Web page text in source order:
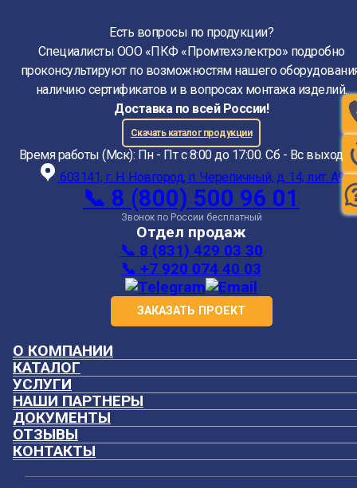
Есть вопросы по продукции?
Специалисты ООО «ПКФ «Промтехэлектро» подробно
проконсультируют по возможностям нашего
наличию сертификатов и в вопросах монтажа изделий.
Доставка по всей России!
Скачать каталог продукции
Время работы (Мск): Пн - Пт с 8:00 до 17:00. Сб - Вс
603141, г. Н. Новгород, п. Черепичный, д. 14, лит. А9
📞 8 (800) 500 96 01
Звонок по России бесплатный
Отдел продаж
📞 8 (831) 429 03 30
📞 +7 920 074 40 03
ЗАКАЗАТЬ ПРОЕКТ
О КОМПАНИИ
КАТАЛОГ
УСЛУГИ
НАШИ ПАРТНЕРЫ
ДОКУМЕНТЫ
ОТЗЫВЫ
КОНТАКТЫ